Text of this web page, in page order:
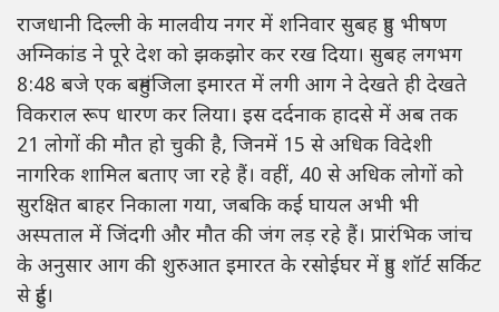
राजधानी दिल्ली के मालवीय नगर में शनिवार सुबह हुए भीषण
अग्निकांड ने पूरे देश को झकझोर कर रख दिया। सुबह लगभग
8:48 बजे एक बहुमंजिला इमारत में लगी आग ने देखते ही देखते
विकराल रूप धारण कर लिया। इस दर्दनाक हादसे में अब तक
21 लोगों की मौत हो चुकी है, जिनमें 15 से अधिक विदेशी
नागरिक शामिल बताए जा रहे हैं। वहीं, 40 से अधिक लोगों को
सुरक्षित बाहर निकाला गया, जबकि कई घायल अभी भी
अस्पताल में जिंदगी और मौत की जंग लड़ रहे हैं। प्रारंभिक जांच
के अनुसार आग की शुरुआत इमारत के रसोईघर में हुए शॉर्ट सर्किट
से हुई।